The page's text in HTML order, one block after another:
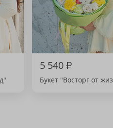
5 540₽
Букет "Восторг от